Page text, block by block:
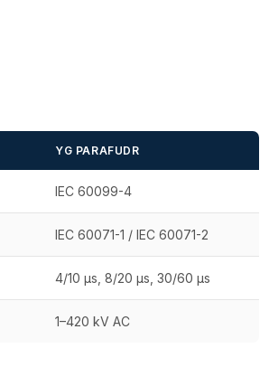
YG PARAFUDR
IEC 60099-4
IEC 60071-1 / IEC 60071-2
4/10 µs, 8/20 µs, 30/60 µs
1–420 kV AC